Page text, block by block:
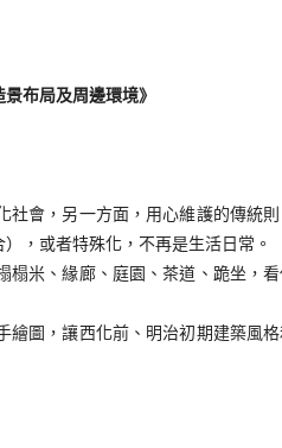
布局及周邊環境》
會，另一方面，用心維護的傳統
，或者特殊化，不再是生活日常。
米、緣廊、庭園、茶道、跪坐，
圖，讓西化前、明治初期建築風